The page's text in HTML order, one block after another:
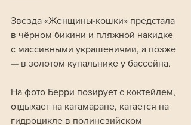
Звезда «Женщины-кошки» предстала
в чёрном бикини и пляжной накидке
с массивными украшениями, а позже
— в золотом купальнике у бассейна.
На фото Берри позирует с коктейлем,
отдыхает на катамаране, катается на
гидроцикле в полинезийском